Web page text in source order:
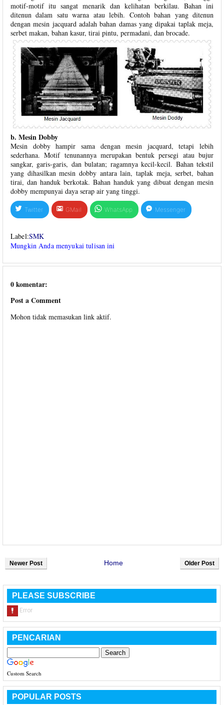
motif-motif itu sangat menarik dan kelihatan berkilau. Bahan ini
ditenun dalam satu warna atau lebih. Contoh bahan yang ditenun
dengan mesin jacquard adalah bahan damas yang dipakai taplak meja,
serbet makan, bahan kasur, tirai pintu, permadani, dan brocade.
b. Mesin Dobby
Mesin dobby hampir sama dengan mesin jacquard, tetapi lebih
sederhana. Motif tenunannya merupakan bentuk persegi atau bujur
sangkar, garis-garis, dan bulatan; ragamnya kecil-kecil. Bahan tekstil
yang dihasilkan mesin dobby antara lain, taplak meja, serbet, bahan
tirai, dan handuk berkotak. Bahan handuk yang dibuat dengan mesin
dobby mempunyai daya serap air yang tinggi.
Twitter GMail WhatsApp Messenger
Label:SMK
Mungkin Anda menyukai tulisan ini
0 komentar:
Post a Comment
Mohon tidak memasukan link aktif.
Newer Post Older Post
Home
PLEASE SUBSCRIBE
PENCARIAN
Custom Search
POPULAR POSTS